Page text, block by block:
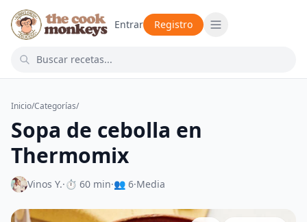
Entrar Registro
Inicio/Categorías/
Sopa de cebolla en
Thermomix
Vinos Y.·⏱ 60 min·👥 6·Media